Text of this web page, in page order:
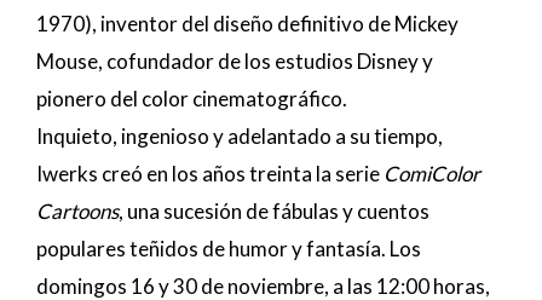
1970), inventor del diseño definitivo de Mickey
Mouse, cofundador de los estudios Disney y
pionero del color cinematográfico.
Inquieto, ingenioso y adelantado a su tiempo,
Iwerks creó en los años treinta la serie ComiColor
Cartoons, una sucesión de fábulas y cuentos
populares teñidos de humor y fantasía. Los
domingos 16 y 30 de noviembre, a las 12:00 horas,